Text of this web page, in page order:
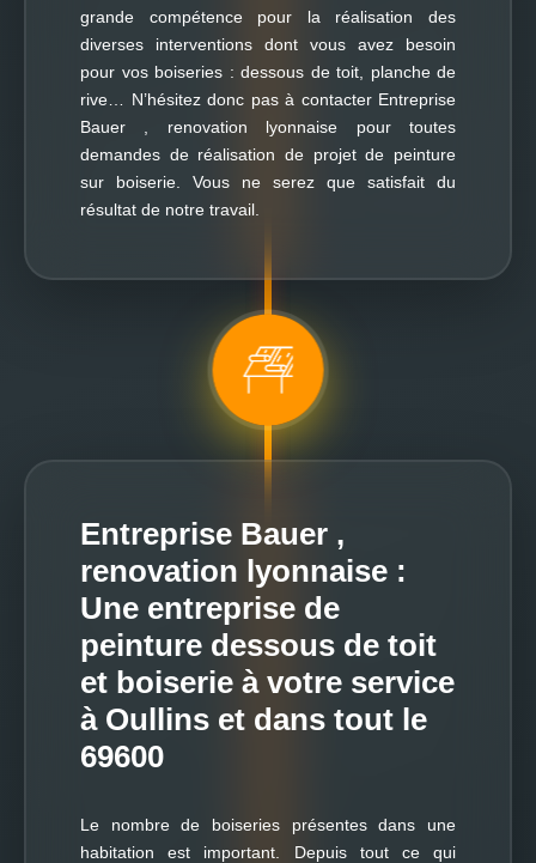
grande compétence pour la réalisation des
diverses interventions dont vous avez besoin
pour vos boiseries : dessous de toit, planche de
rive… N’hésitez donc pas à contacter Entreprise
Bauer , renovation lyonnaise pour toutes
demandes de réalisation de projet de peinture
sur boiserie. Vous ne serez que satisfait du
résultat de notre travail.
Entreprise Bauer ,
renovation lyonnaise :
Une entreprise de
peinture dessous de toit
et boiserie à votre service
à Oullins et dans tout le
69600
Le nombre de boiseries présentes dans une
habitation est important. Depuis tout ce qui